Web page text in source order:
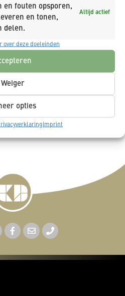
en fouten opsporen,
en tonen,
delen.
Altijd actief
over deze doeleinden
Weiger
opties
Imprint